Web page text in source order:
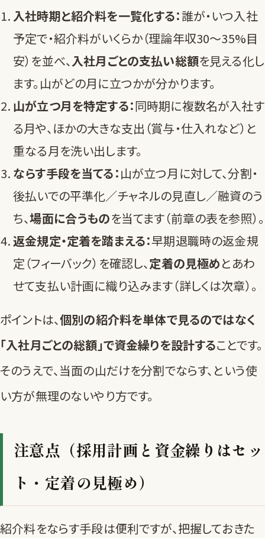
入社時期と紹介料を一覧化する：誰が・いつ入社
予定で・紹介料がいくらか（理論年収30〜35%目
安）を並べ、入社月ごとの支払い総額を見える化し
ます。山がどの月に立つかが分かります。
山が立つ月を特定する：同時期に複数名が入社す
る月や、ほかの大きな支出（賞与・仕入れなど）と
重なる月を洗い出します。
ならす手段を当てる：山が立つ月に対して、分割・
後払いでの平準化／チャネルの見直し／融資のう
ち、場面に合うものを当てます（前章の表を参照）。
返金規定・定着を踏まえる：早期退職時の返金規
定（フィーバック）を確認し、定着の見極めとあわ
せて支払い計画に織り込みます（詳しくは次章）。
ポイントは、個別の紹介料を単体で見るのではなく
「入社月ごとの総額」で資金繰りを設計することです。
そのうえで、当面の山だけを分割でならす、という使
い方が無理のないやり方です。
注意点（採用計画と資金繰りはセッ
ト・定着の見極め）
紹介料をならす手段は便利ですが、把握しておきた